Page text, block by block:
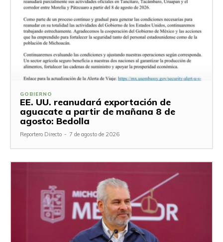
GOBIERNO
EE. UU. reanudará exportación de
aguacate a partir de mañana 8 de
agosto: Bedolla
Reportero Directo - 7 de agosto de 2026